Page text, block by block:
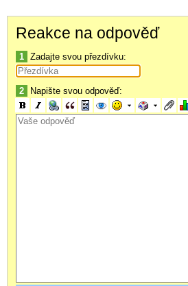
Reakce na odpověď
1 Zadajte svou přezdívku:
2 Napište svou odpověď: